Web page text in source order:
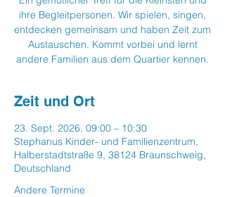
ihre Begleitpersonen. Wir spielen, singen,
entdecken gemeinsam und haben Zeit zum
Austauschen. Kommt vorbei und lernt
andere Familien aus dem Quartier kennen.
Zeit und Ort
23. Sept. 2026, 09:00 – 10:30
Stephanus Kinder- und Familienzentrum,
Halberstadtstraße 9, 38124 Braunschweig,
Deutschland
Andere Termine